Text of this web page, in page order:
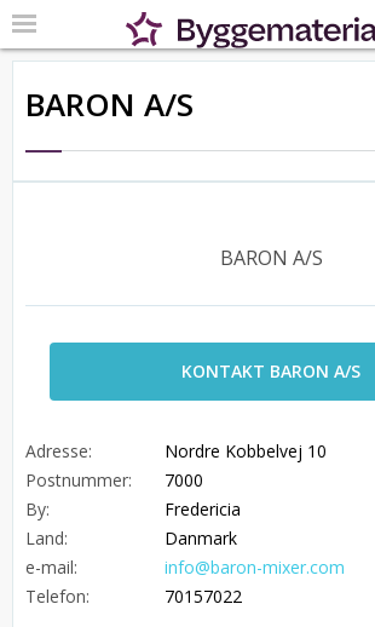
BARON A/S
BARON A/S
KONTAKT BARON A/S
Adresse:
Nordre Kobbelvej 10
Postnummer:
7000
By:
Fredericia
Land:
Danmark
e-mail:
info@baron-mixer.com
Telefon:
70157022